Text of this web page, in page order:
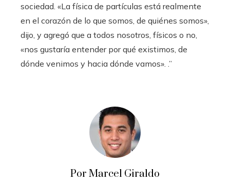
sociedad. «La física de partículas está realmente
en el corazón de lo que somos, de quiénes somos»,
dijo, y agregó que a todos nosotros, físicos o no,
«nos gustaría entender por qué existimos, de
dónde venimos y hacia dónde vamos». .”
Por Marcel Giraldo